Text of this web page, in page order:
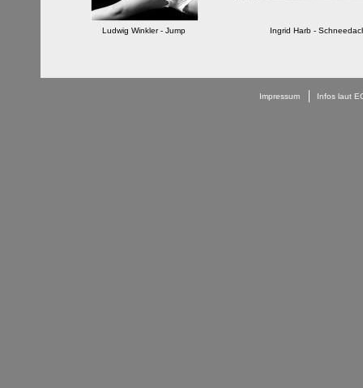
Ludwig Winkler - Jump Ingrid Harb -
Impressum Infos laut